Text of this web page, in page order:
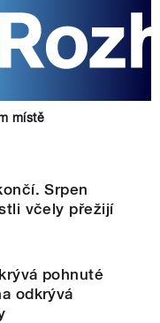
místě
Srpen
včely přežijí
pohnuté
odkrývá